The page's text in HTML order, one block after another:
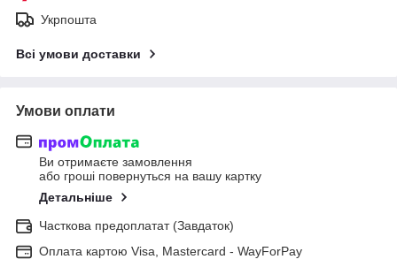
Укрпошта
Всі умови доставки
Умови оплати
Ви отримаєте замовлення
або гроші повернуться на вашу картку
Детальніше
Часткова предоплатат (Завдаток)
Оплата картою Visa, Mastercard - WayForPay